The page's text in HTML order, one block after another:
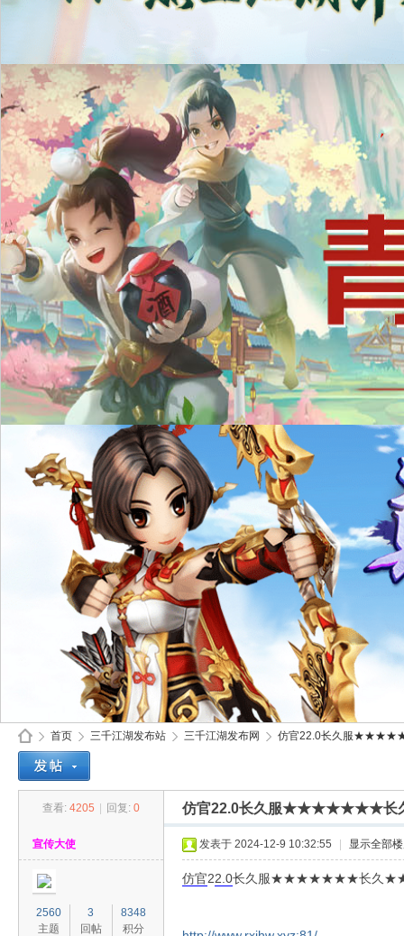
首页
›
三千江湖发布站 三千江湖发布网
›
仿官22.0长久服
查看: 4205 回复: 0 仿官22.0长久服★★★★★★★
宣传大使
2560
主题
3
回帖
8348
积分
发表于 2024-12-9 10:32:55 显示全部
仿官22.0长久服★★★★★★★长久